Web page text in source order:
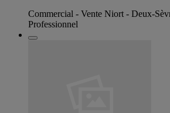
Commercial - Vente Niort - Deux-
Professionnel